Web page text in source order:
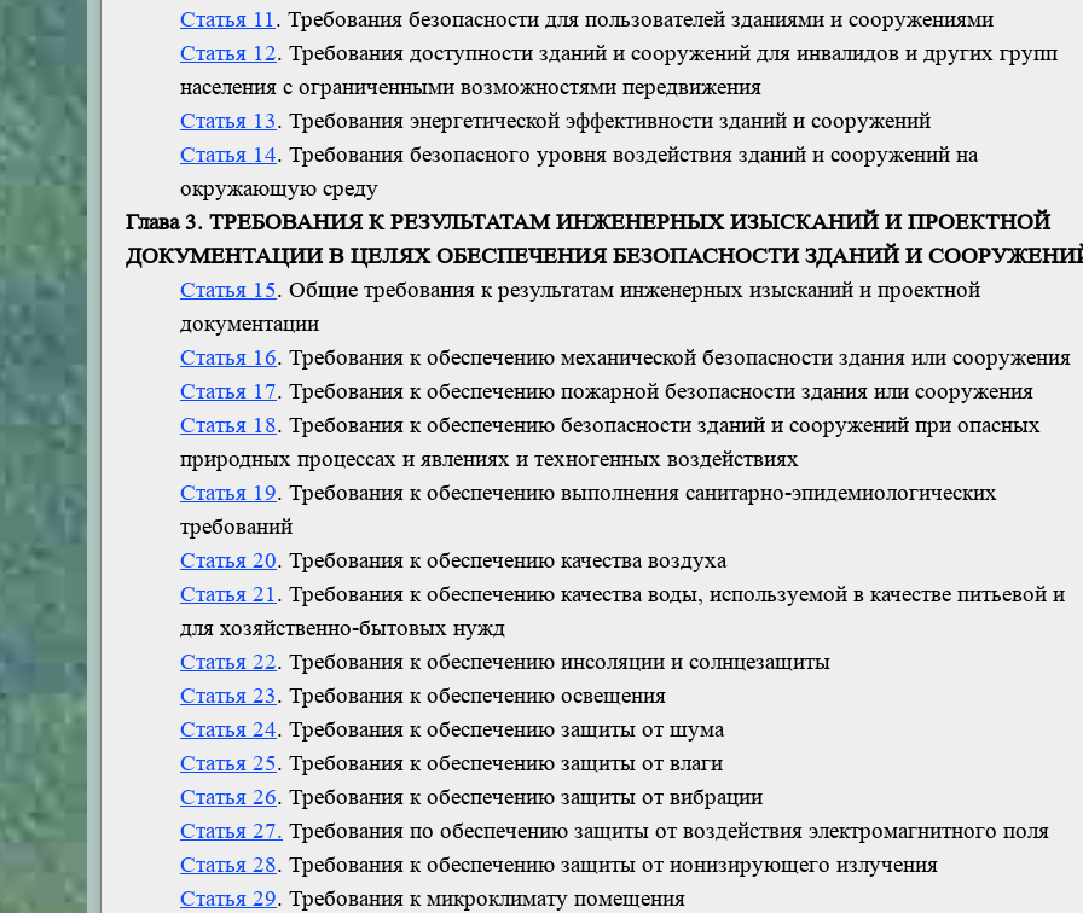
Статья 11. Требования безопасности для пользователей зданиями и сооружениями
Статья 12. Требования доступности зданий и сооружений для инвалидов и других групп
населения с ограниченными возможностями передвижения
Статья 13. Требования энергетической эффективности зданий и сооружений
Статья 14. Требования безопасного уровня воздействия зданий и сооружений на
окружающую среду
Глава 3. ТРЕБОВАНИЯ К РЕЗУЛЬТАТАМ ИНЖЕНЕРНЫХ ИЗЫСКАНИЙ И ПРОЕКТНОЙ
ДОКУМЕНТАЦИИ В ЦЕЛЯХ ОБЕСПЕЧЕНИЯ БЕЗОПАСНОСТИ ЗДАНИЙ И
Статья 15. Общие требования к результатам инженерных изысканий и проектной
документации
Статья 16. Требования к обеспечению механической безопасности здания или сооружения
Статья 17. Требования к обеспечению пожарной безопасности здания или сооружения
Статья 18. Требования к обеспечению безопасности зданий и сооружений при опасных
природных процессах и явлениях и техногенных воздействиях
Статья 19. Требования к обеспечению выполнения санитарно-эпидемиологических
требований
Статья 20. Требования к обеспечению качества воздуха
Статья 21. Требования к обеспечению качества воды, используемой в качестве питьевой и
для хозяйственно-бытовых нужд
Статья 22. Требования к обеспечению инсоляции и солнцезащиты
Статья 23. Требования к обеспечению освещения
Статья 24. Требования к обеспечению защиты от шума
Статья 25. Требования к обеспечению защиты от влаги
Статья 26. Требования к обеспечению защиты от вибрации
Статья 27. Требования по обеспечению защиты от воздействия электромагнитного поля
Статья 28. Требования к обеспечению защиты от ионизирующего излучения
Статья 29. Требования к микроклимату помещения